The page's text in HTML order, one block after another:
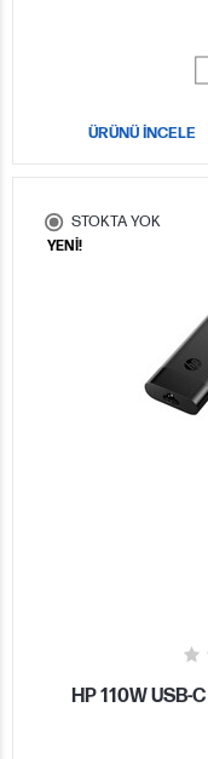
ÜRÜNÜ İNCELE
STOKTA YOK
YENİ!
HP 110W